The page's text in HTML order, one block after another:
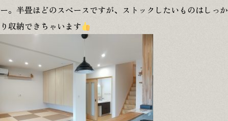
ー。半畳ほどのスペースですが、ストックしたいものはしっか
り収納できちゃいます